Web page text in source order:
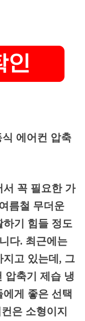
에어컨 압축
꼭 필요한 가
름철 무더운
기 힘들 정도
다. 최근에는
고 있는데, 그
압축기 제습 냉
게 좋은 선택
은 소형이지